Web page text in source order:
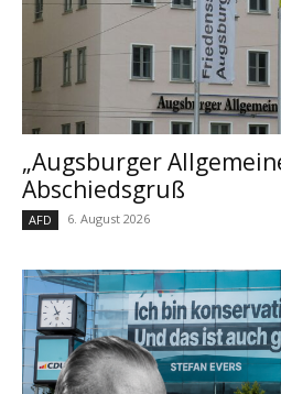
„Augsburger
Abschiedsgruß
AFD 6. August 2026